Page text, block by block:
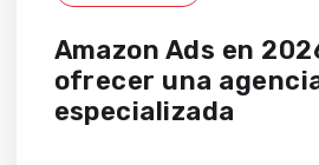
Amazon Ads en
ofrecer una
especializada